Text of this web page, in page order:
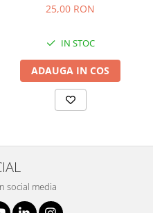
25,00 RON
IN STOC
ADAUGA IN COS
social media